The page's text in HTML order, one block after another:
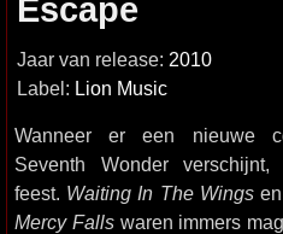
Escape
Jaar van release: 2010
Label: Lion Music
Wanneer er een nieuwe
Seventh Wonder
feest. Waiting In The Wingsen
Mercy Fallswaren immers